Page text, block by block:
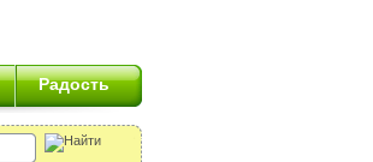
Радость